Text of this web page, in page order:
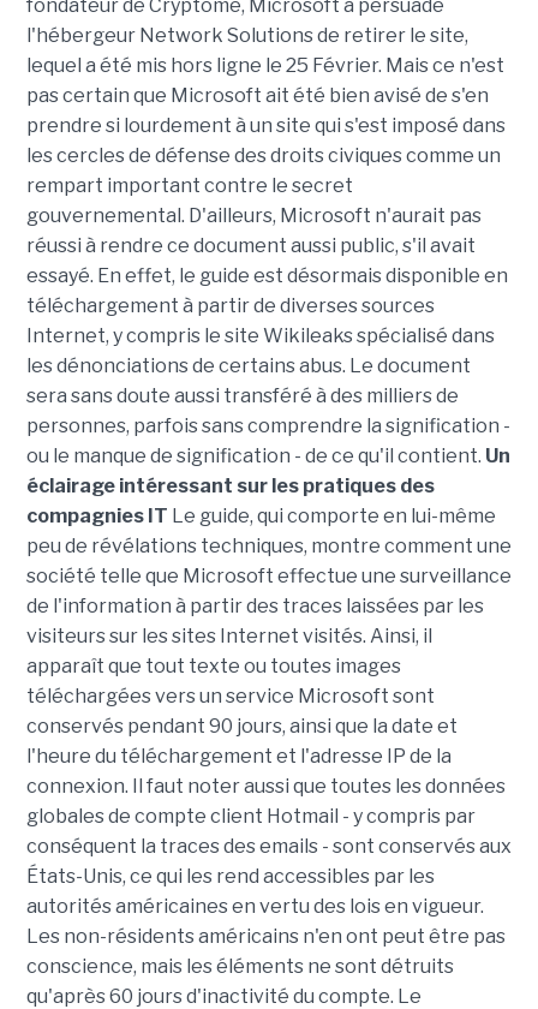
fondateur de Cryptome, Microsoft a persuadé
l'hébergeur Network Solutions de retirer le site,
lequel a été mis hors ligne le 25 Février. Mais ce n'est
pas certain que Microsoft ait été bien avisé de s'en
prendre si lourdement à un site qui s'est imposé dans
les cercles de défense des droits civiques comme un
rempart important contre le secret
gouvernemental. D'ailleurs, Microsoft n'aurait pas
réussi à rendre ce document aussi public, s'il avait
essayé. En effet, le guide est désormais disponible en
téléchargement à partir de diverses sources
Internet, y compris le site Wikileaks spécialisé dans
les dénonciations de certains abus. Le document
sera sans doute aussi transféré à des milliers de
personnes, parfois sans comprendre la signification -
ou le manque de signification - de ce qu'il contient. Un
éclairage intéressant sur les pratiques des
compagnies IT Le guide, qui comporte en lui-même
peu de révélations techniques, montre comment une
société telle que Microsoft effectue une surveillance
de l'information à partir des traces laissées par les
visiteurs sur les sites Internet visités. Ainsi, il
apparaît que tout texte ou toutes images
téléchargées vers un service Microsoft sont
conservés pendant 90 jours, ainsi que la date et
l'heure du téléchargement et l'adresse IP de la
connexion. Il faut noter aussi que toutes les données
globales de compte client Hotmail - y compris par
conséquent la traces des emails - sont conservés aux
États-Unis, ce qui les rend accessibles par les
autorités américaines en vertu des lois en vigueur.
Les non-résidents américains n'en ont peut être pas
conscience, mais les éléments ne sont détruits
qu'après 60 jours d'inactivité du compte. Le